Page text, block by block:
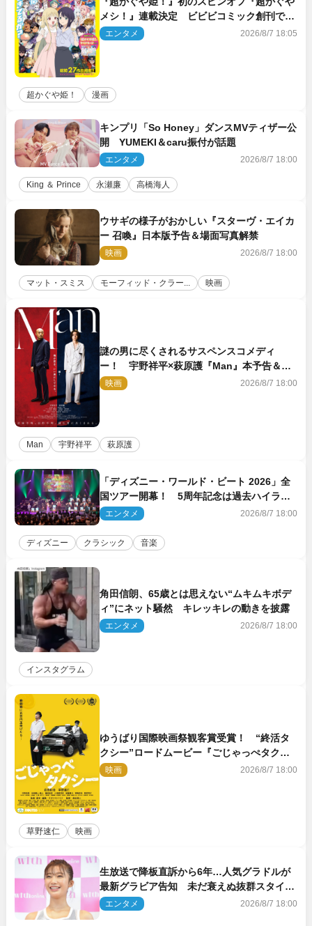
メシ！』連載決定 ビビビコミック創刊で31
作品一挙公開
エンタメ 2026/8/7 18:05
超かぐや姫！ 漫画
キンプリ「So Honey」ダンスMVティザー公
開 YUMEKI＆caru振付が話題
エンタメ 2026/8/7 18:00
King ＆ Prince 永瀬廉 高橋海人
ウサギの様子がおかしい『スターヴ・エイカ
ー 召喚』日本版予告＆場面写真解禁
映画 2026/8/7 18:00
マット・スミス モーフィッド・クラー... 映画
謎の男に尽くされるサスペンスコメディ
ー！ 宇野祥平×萩原護『Man』本予告＆新
ビジュアル解禁
映画 2026/8/7 18:00
Man 宇野祥平 萩原護
「ディズニー・ワールド・ビート 2026」全
国ツアー開幕！ 5周年記念は過去ハイライ
ト＆クルーズ旅を大満喫！【潜入レポート】
エンタメ 2026/8/7 18:00
ディズニー クラシック 音楽
角田信朗、65歳とは思えない“ムキムキボデ
ィ”にネット騒然 キレッキレの動きを披露
エンタメ 2026/8/7 18:00
インスタグラム
ゆうばり国際映画祭観客賞受賞！ “終活タ
クシー”ロードムービー『ごじゃっぺタクシ
ー』10月公開＆予告解禁
映画 2026/8/7 18:00
草野速仁 映画
生放送で降板直訴から6年…人気グラドルが
最新グラビア告知 未だ衰えぬ抜群スタイル
に反響
エンタメ 2026/8/7 18:00